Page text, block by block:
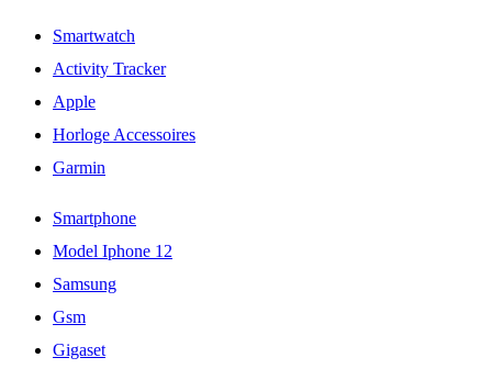
Smartwatch
Activity Tracker
Apple
Horloge Accessoires
Garmin
Smartphone
Model Iphone 12
Samsung
Gsm
Gigaset